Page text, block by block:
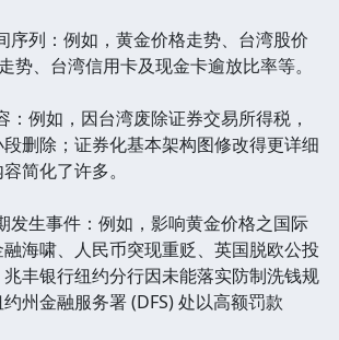
列：例如，黄金价格走势、台湾股价
势、台湾信用卡及现金卡逾放比率等。
例如，因台湾废除证券交易所得税，
删除；证券化基本架构图修改得更详细
简化了许多。
生事件：例如，影响黄金价格之国际
海啸、人民币突现重贬、英国脱欧公投
丰银行纽约分行因未能落实防制洗钱规
州金融服务署 (DFS) 处以高额罚款